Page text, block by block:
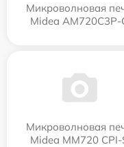
Микроволновая
Midea AM720C3P-
Микроволновая
Midea MM720 CPI-